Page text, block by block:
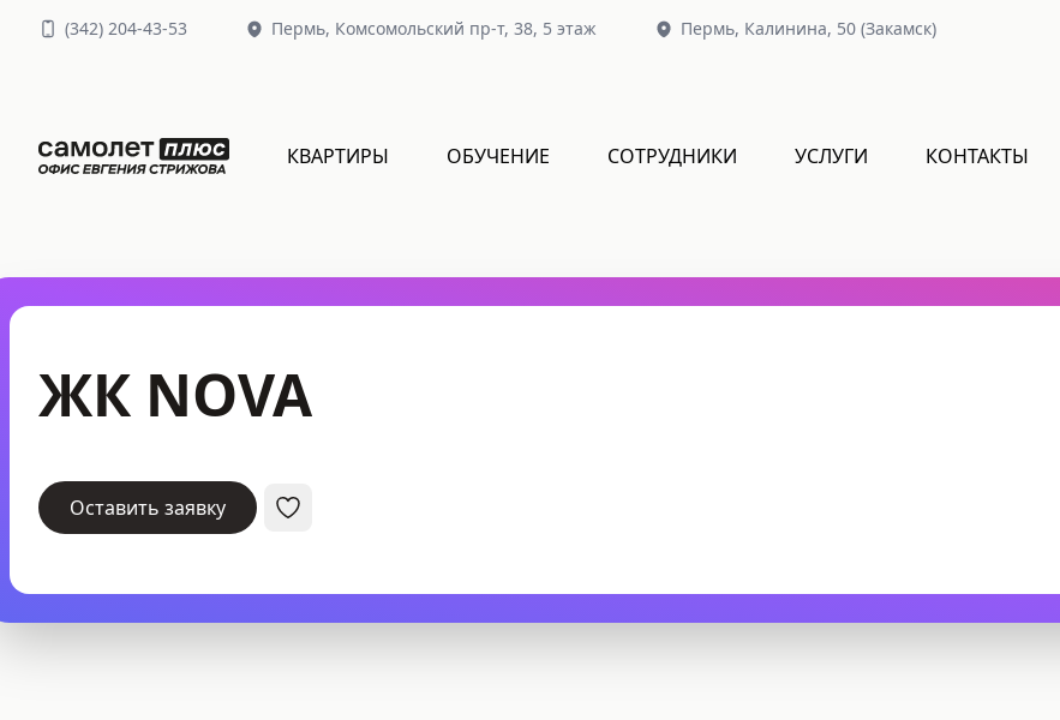
(342) 204-43-53 Пермь, Комсомольский пр-т, 38, 5 этаж Пермь, Калинина, 50 (Закамск)
КВАРТИРЫ ОБУЧЕНИЕ СОТРУДНИКИ УСЛУГИ КОНТАКТЫ
ЖК NOVA
Оставить заявку